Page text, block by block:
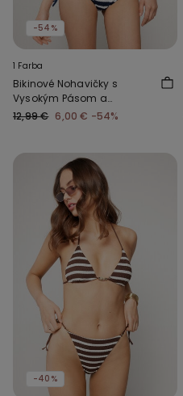
-54%
1 Farba
Bikinové Nohavičky s
Vysokým Pásom a
Riasením Sailor Stripes
12,99 € 6,00 € -54%
-40%